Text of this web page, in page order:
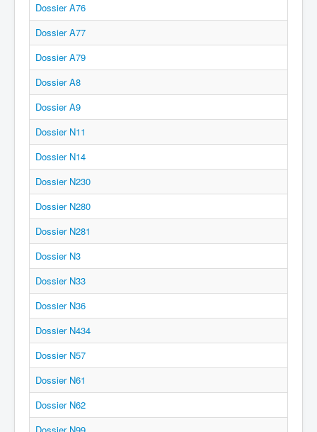
Dossier A76
Dossier A77
Dossier A79
Dossier A8
Dossier A9
Dossier N11
Dossier N14
Dossier N230
Dossier N280
Dossier N281
Dossier N3
Dossier N33
Dossier N36
Dossier N434
Dossier N57
Dossier N61
Dossier N62